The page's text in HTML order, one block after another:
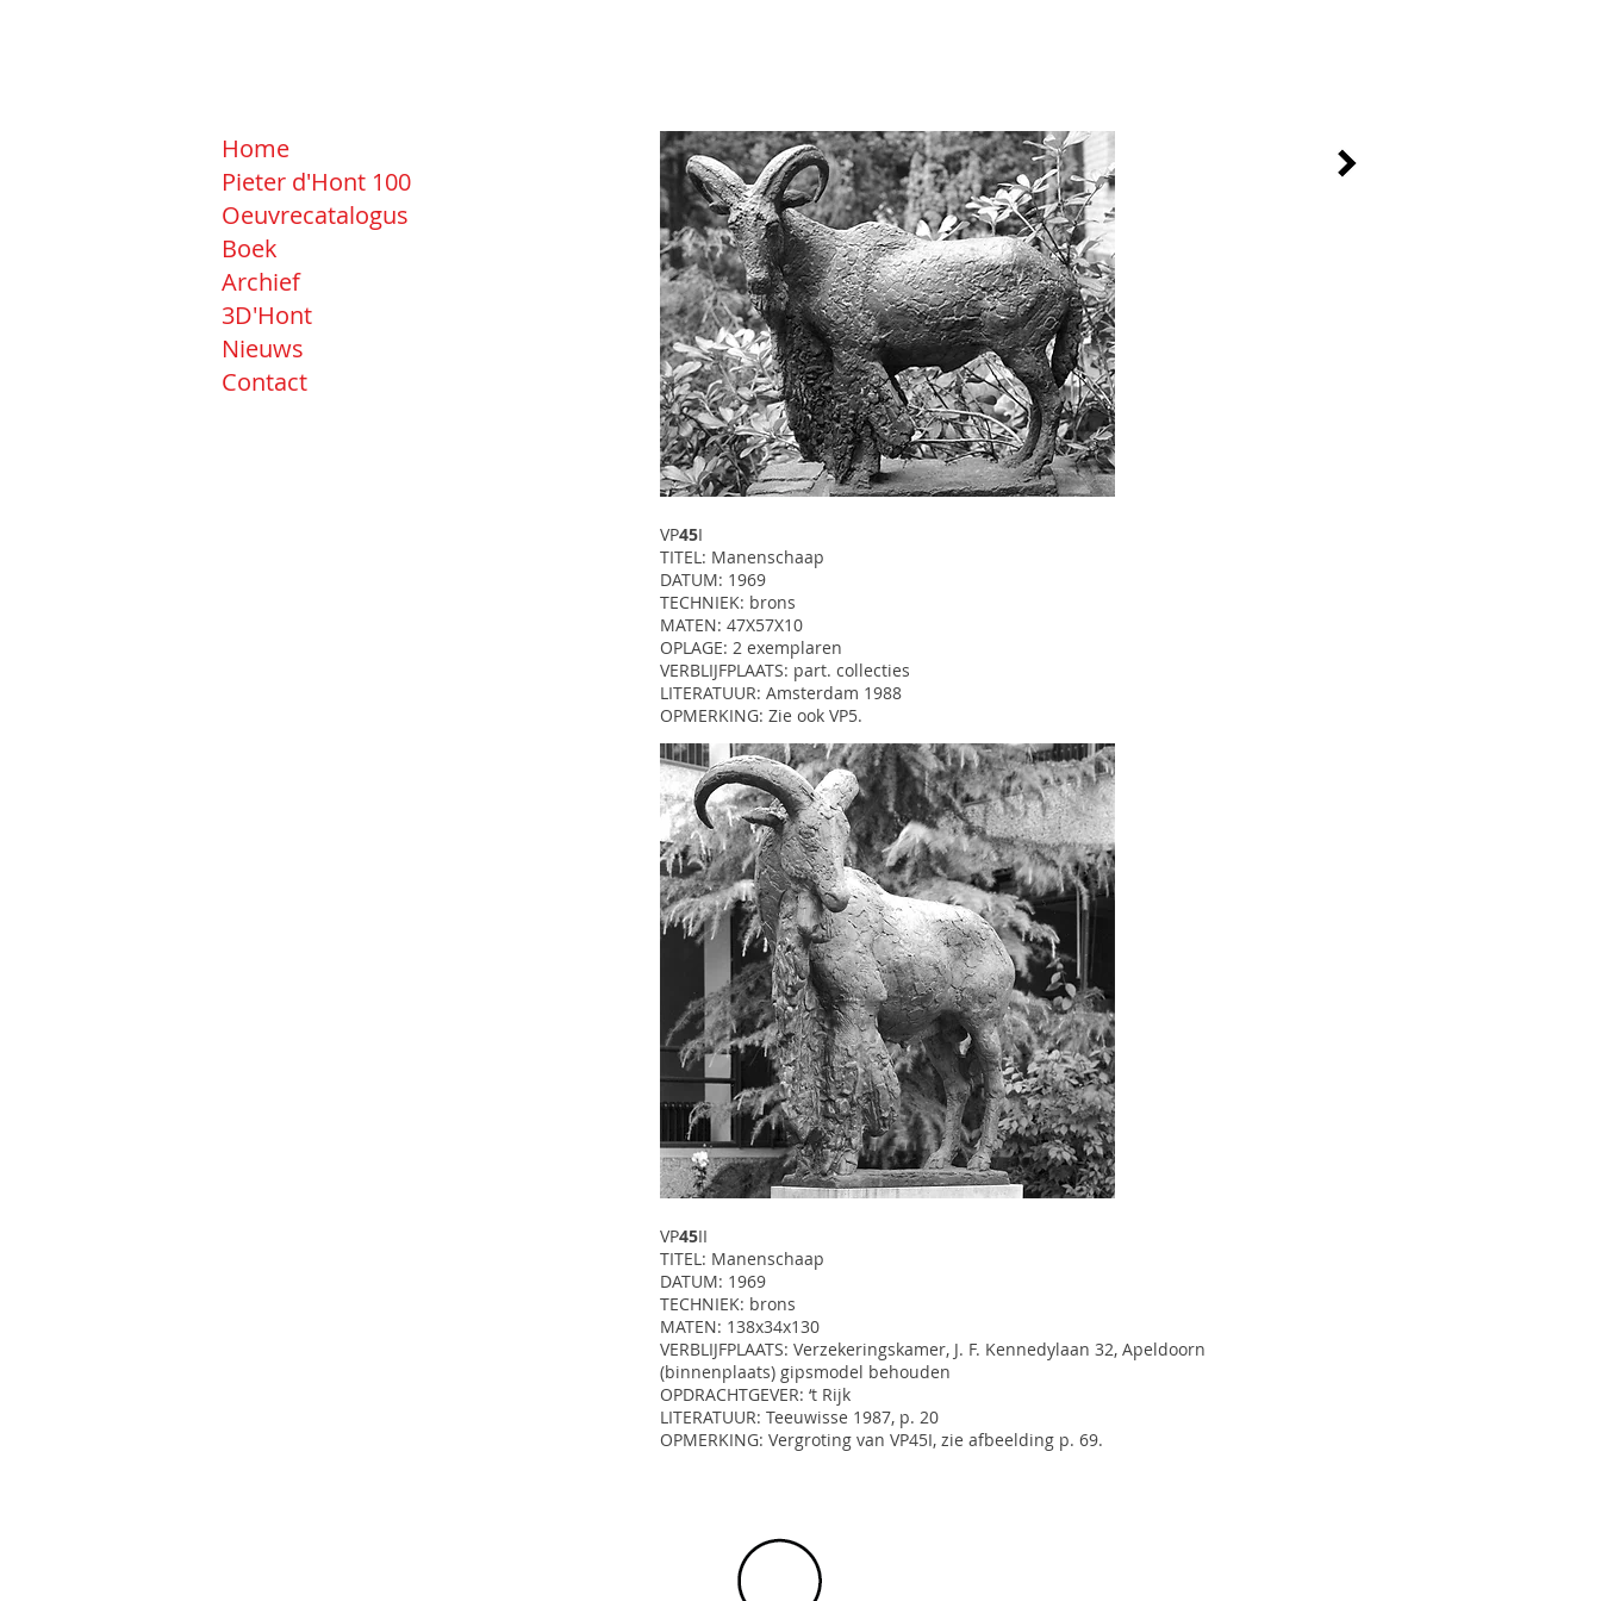
VP45I
TITEL: Manenschaap
DATUM: 1969
TECHNIEK: brons
MATEN: 47X57X10
OPLAGE: 2 exemplaren
VERBLIJFPLAATS: part. collecties
LITERATUUR: Amsterdam 1988
OPMERKING: Zie ook VP5.
VP45II
TITEL: Manenschaap
DATUM: 1969
TECHNIEK: brons
MATEN: 138x34x130
VERBLIJFPLAATS: Verzekeringskamer, J. F. Kennedylaan 32, Apeldoorn
(binnenplaats) gipsmodel behouden
OPDRACHTGEVER: ‘t Rijk
LITERATUUR: Teeuwisse 1987, p. 20
OPMERKING: Vergroting van VP45I, zie afbeelding p. 69.
Home
Pieter d'Hont 100
Oeuvrecatalogus
Boek
Archief
3D'Hont
Nieuws
Contact